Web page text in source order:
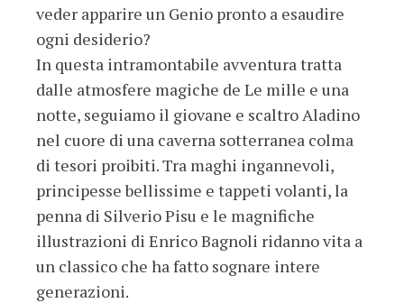
veder apparire un Genio pronto a esaudire
ogni desiderio?
In questa intramontabile avventura tratta
dalle atmosfere magiche de Le mille e una
notte, seguiamo il giovane e scaltro Aladino
nel cuore di una caverna sotterranea colma
di tesori proibiti. Tra maghi ingannevoli,
principesse bellissime e tappeti volanti, la
penna di Silverio Pisu e le magnifiche
illustrazioni di Enrico Bagnoli ridanno vita a
un classico che ha fatto sognare intere
generazioni.